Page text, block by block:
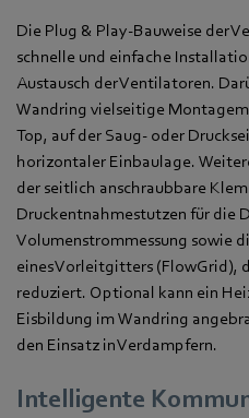
Die Plug & Play-Bauweise der
schnelle und einfache
Austausch der Ventilatoren.
Wandring vielseitige
Top, auf der Saug- oder
horizontaler Einbaulage.
der seitlich anschraubbare
Druckentnahmestutzen für die
Volumenstrommessung sowie
eines Vorleitgitters (FlowGrid),
reduziert. Optional kann ein
Eisbildung im Wandring
den Einsatz in Verdampfern.
Intelligente